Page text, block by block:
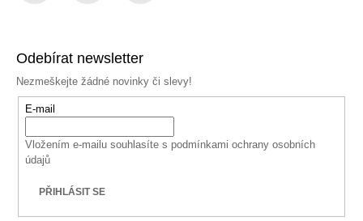
Odebírat newsletter
Nezmeškejte žádné novinky či slevy!
E-mail
Vložením e-mailu souhlasíte s podmínkami ochrany osobních
údajů
PŘIHLÁSIT SE